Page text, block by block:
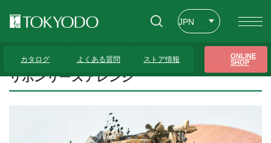
JPN
カタログ よくある質問 ストア情報
ONLINE
SHOP
リボンリースアレンジ
リボンリースアレンジ